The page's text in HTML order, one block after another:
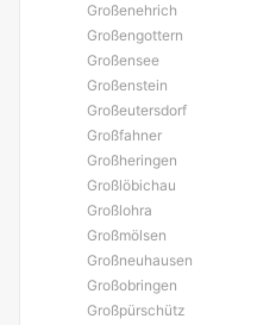
Großenehrich
Großengottern
Großensee
Großenstein
Großeutersdorf
Großfahner
Großheringen
Großlöbichau
Großlohra
Großmölsen
Großneuhausen
Großobringen
Großpürschütz